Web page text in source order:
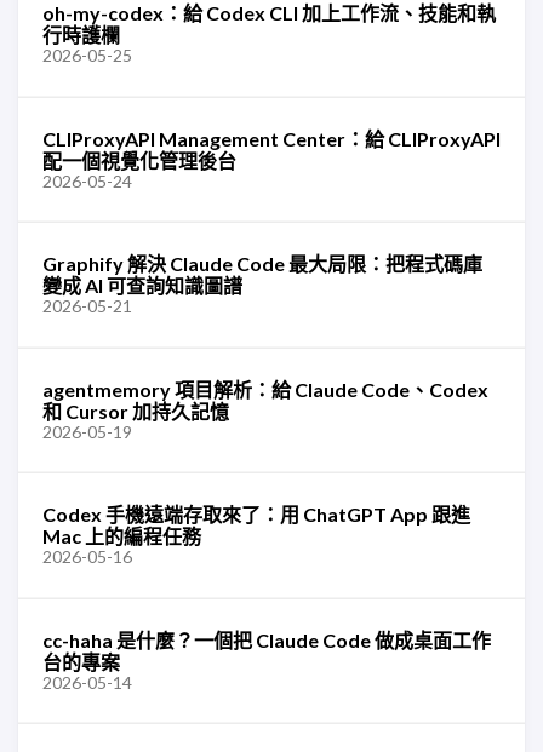
oh-my-codex：給 Codex CLI 加上工作流、技能和執
行時護欄
2026-05-25
CLIProxyAPI Management Center：給 CLIProxyAPI
配一個視覺化管理後台
2026-05-24
Graphify 解決 Claude Code 最大局限：把程式碼庫
變成 AI 可查詢知識圖譜
2026-05-21
agentmemory 項目解析：給 Claude Code、Codex
和 Cursor 加持久記憶
2026-05-19
Codex 手機遠端存取來了：用 ChatGPT App 跟進
Mac 上的編程任務
2026-05-16
cc-haha 是什麼？一個把 Claude Code 做成桌面工作
台的專案
2026-05-14